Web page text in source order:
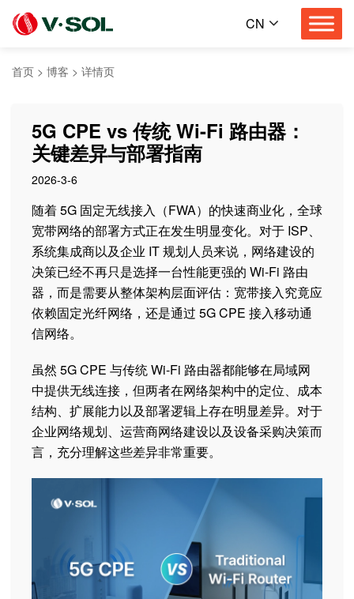
CN
首页 > 博客 > 详情页
5G CPE vs 传统 Wi-Fi 路由器：
关键差异与部署指南
2026-3-6
随着 5G 固定无线接入（FWA）的快速商业化，全球
宽带网络的部署方式正在发生明显变化。对于 ISP、
系统集成商以及企业 IT 规划人员来说，网络建设的
决策已经不再只是选择一台性能更强的 Wi-Fi 路由
器，而是需要从整体架构层面评估：宽带接入究竟应
依赖固定光纤网络，还是通过 5G CPE 接入移动通
信网络。
虽然 5G CPE 与传统 Wi-Fi 路由器都能够在局域网
中提供无线连接，但两者在网络架构中的定位、成本
结构、扩展能力以及部署逻辑上存在明显差异。对于
企业网络规划、运营商网络建设以及设备采购决策而
言，充分理解这些差异非常重要。